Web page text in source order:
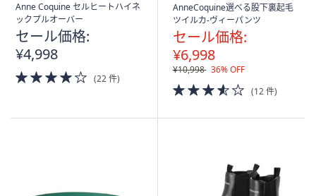
Anne Coquine セルヒートハイネ
ックプルオーバー
セール価格:
¥4,998
4.0
of
(22 件)
AnneCoquine選べる股下裏起毛
ツイルカ-ヴィーパンツ
セール価格:
¥6,998
¥10,998 36% OFF
3.5
of
(12 件)